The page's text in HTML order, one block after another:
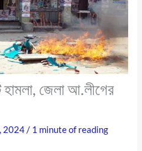
হামলা, জেলা আ.লীগের
2024/ 1 minute of reading